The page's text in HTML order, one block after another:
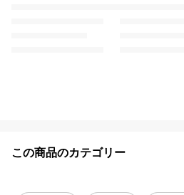
この商品のカテゴリー